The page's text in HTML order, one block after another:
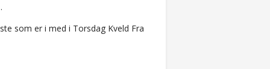
som er i med i Torsdag Kveld Fra